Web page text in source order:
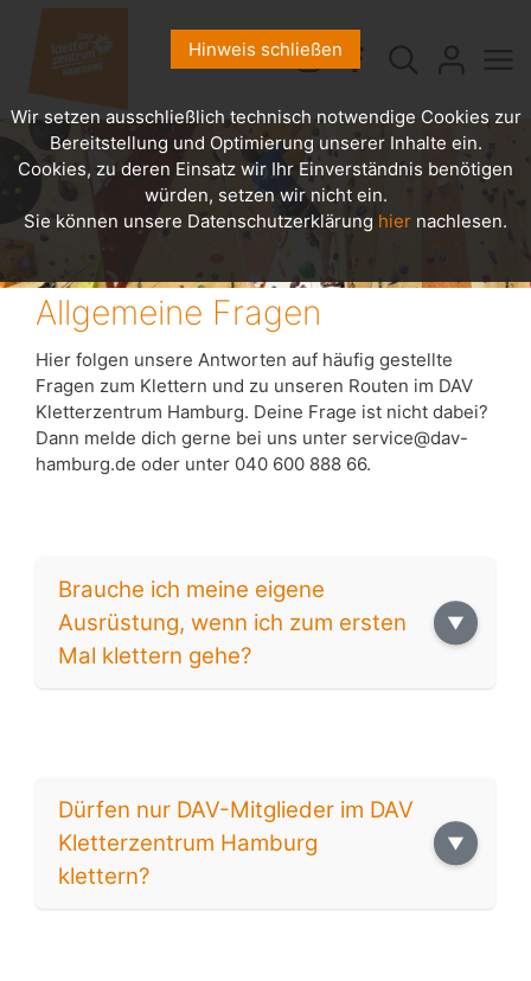
Allgemeine Fragen
Hier folgen unsere Antworten auf häufig gestellte
Fragen zum Klettern und zu unseren Routen im DAV
Kletterzentrum Hamburg. Deine Frage ist nicht dabei?
Dann melde dich gerne bei uns unter service@dav-
hamburg.de oder unter 040 600 888 66.
Brauche ich meine eigene
Ausrüstung, wenn ich zum ersten
Mal klettern gehe?
Dürfen nur DAV-Mitglieder im DAV
Kletterzentrum Hamburg
klettern?
Hinweis schließen
Wir setzen ausschließlich technisch notwendige Cookies zur
Bereitstellung und Optimierung unserer Inhalte ein.
Cookies, zu deren Einsatz wir Ihr Einverständnis benötigen
würden, setzen wir nicht ein.
Sie können unsere Datenschutzerklärung hier nachlesen.